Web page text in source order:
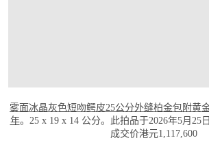
雾面冰晶灰色短吻鳄皮25公分外缝柏金包附黄
年。25 x 19 x 14 公分。此拍品于2026年5月25
成交价港元1,117,600